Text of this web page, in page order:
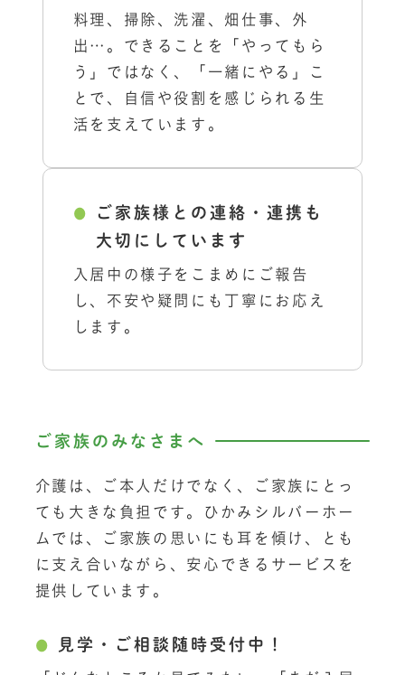
料理、掃除、洗濯、畑仕事、外
出…。できることを「やってもら
う」ではなく、「一緒にやる」こ
とで、自信や役割を感じられる生
活を支えています。
ご家族様との連絡・連携も
大切にしています
入居中の様子をこまめにご報告
し、不安や疑問にも丁寧にお応え
します。
ご家族のみなさまへ
介護は、ご本人だけでなく、ご家族にとっ
ても大きな負担です。ひかみシルバーホー
ムでは、ご家族の思いにも耳を傾け、とも
に支え合いながら、安心できるサービスを
提供しています。
見学・ご相談随時受付中！